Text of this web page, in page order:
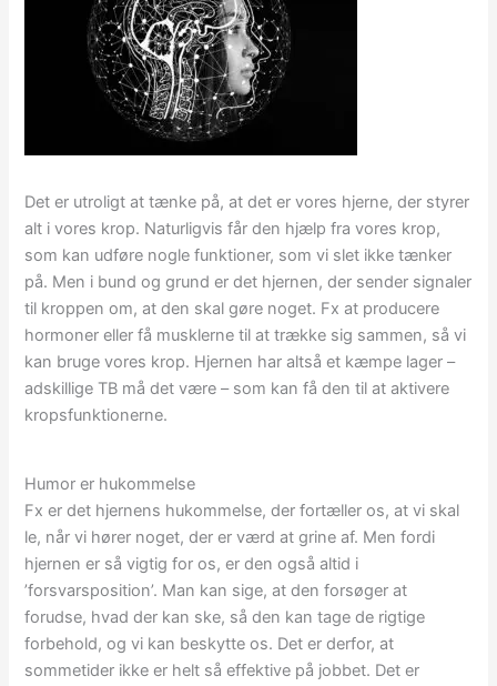
Det er utroligt at tænke på, at det er vores hjerne, der styrer
alt i vores krop. Naturligvis får den hjælp fra vores krop,
som kan udføre nogle funktioner, som vi slet ikke tænker
på. Men i bund og grund er det hjernen, der sender signaler
til kroppen om, at den skal gøre noget. Fx at producere
hormoner eller få musklerne til at trække sig sammen, så vi
kan bruge vores krop. Hjernen har altså et kæmpe lager –
adskillige TB må det være – som kan få den til at aktivere
kropsfunktionerne.
Humor er hukommelse
Fx er det hjernens hukommelse, der fortæller os, at vi skal
le, når vi hører noget, der er værd at grine af. Men fordi
hjernen er så vigtig for os, er den også altid i
’forsvarsposition’. Man kan sige, at den forsøger at
forudse, hvad der kan ske, så den kan tage de rigtige
forbehold, og vi kan beskytte os. Det er derfor, at
sommetider ikke er helt så effektive på jobbet. Det er